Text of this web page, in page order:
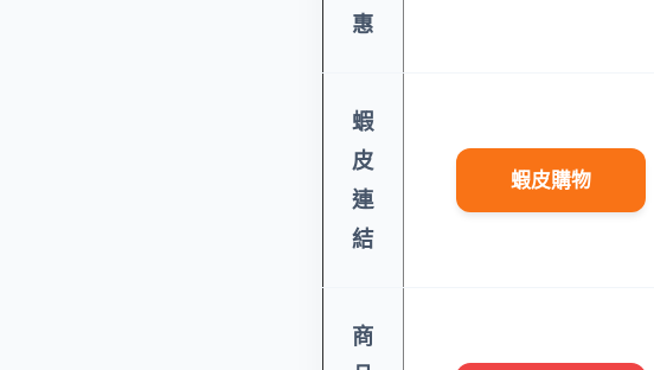
惠
蝦
皮
連
結
蝦皮購物
商